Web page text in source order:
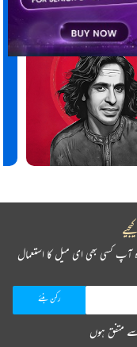
آپ کسی بھی ای میل کا استعمال
متفق ہوں